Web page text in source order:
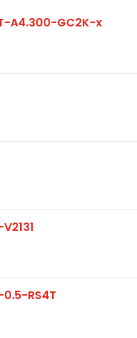
A4.300-GC2K-x
RS4T